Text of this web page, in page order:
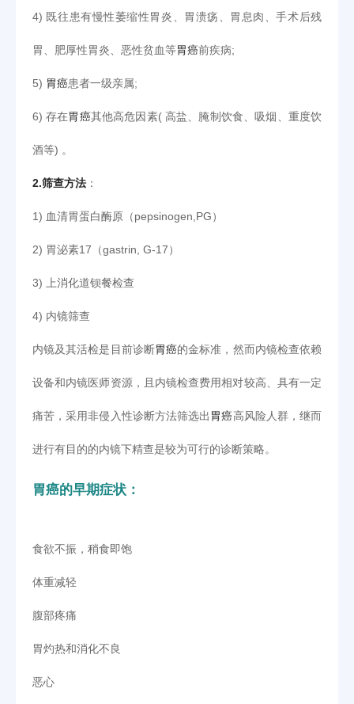
4) 既往患有慢性萎缩性胃炎、胃溃疡、胃息肉、手术后残
胃、肥厚性胃炎、恶性贫血等胃癌前疾病;
5) 胃癌患者一级亲属;
6) 存在胃癌其他高危因素( 高盐、腌制饮食、吸烟、重度饮
酒等) 。
2.筛查方法：
1) 血清胃蛋白酶原（pepsinogen,PG）
2) 胃泌素17（gastrin, G-17）
3) 上消化道钡餐检查
4) 内镜筛查
内镜及其活检是目前诊断胃癌的金标准，然而内镜检查依赖
设备和内镜医师资源，且内镜检查费用相对较高、具有一定
痛苦，采用非侵入性诊断方法筛选出 胃癌高风险人群，继而
进行有目的的内镜下精查是较为可行的诊断策略。
胃癌的早期症状：
食欲不振，稍食即饱
体重减轻
腹部疼痛
胃灼热和消化不良
恶心